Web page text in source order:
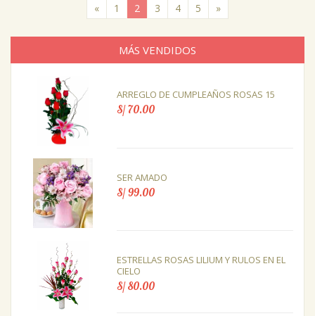
« 1 2 (current)
3 4 5 »
MÁS VENDIDOS
ARREGLO DE CUMPLEAÑOS ROSAS 15
S/ 70.00
SER AMADO
S/ 99.00
ESTRELLAS ROSAS LILIUM Y RULOS EN EL
CIELO
S/ 80.00